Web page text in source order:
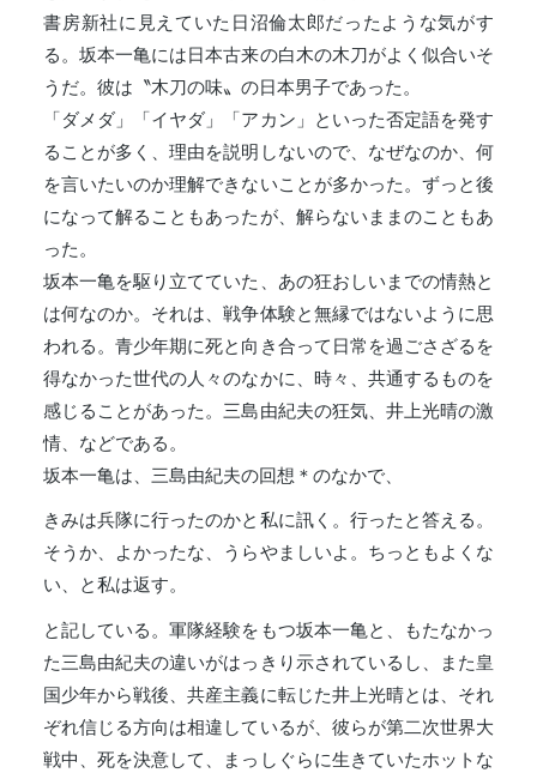
書房新社に見えていた日沼倫太郎だったような気がす
る。坂本一亀には日本古来の白木の木刀がよく似合いそ
うだ。彼は〝木刀の味〟の日本男子であった。
「ダメダ」「イヤダ」「アカン」といった否定語を発す
ることが多く、理由を説明しないので、なぜなのか、何
を言いたいのか理解できないことが多かった。ずっと後
になって解ることもあったが、解らないままのこともあ
った。
坂本一亀を駆り立てていた、あの狂おしいまでの情熱と
は何なのか。それは、戦争体験と無縁ではないように思
われる。青少年期に死と向き合って日常を過ごさざるを
得なかった世代の人々のなかに、時々、共通するものを
感じることがあった。三島由紀夫の狂気、井上光晴の激
情、などである。
坂本一亀は、三島由紀夫の回想＊のなかで、
きみは兵隊に行ったのかと私に訊く。行ったと答える。
そうか、よかったな、うらやましいよ。ちっともよくな
い、と私は返す。
と記している。軍隊経験をもつ坂本一亀と、もたなかっ
た三島由紀夫の違いがはっきり示されているし、また皇
国少年から戦後、共産主義に転じた井上光晴とは、それ
ぞれ信じる方向は相違しているが、彼らが第二次世界大
戦中、死を決意して、まっしぐらに生きていたホットな